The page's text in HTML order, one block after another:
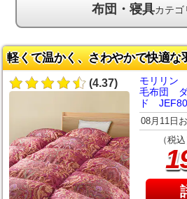
布団・寝具カテゴ
軽くて温かく、さわやかで快適な
(4.37)
モリリン
毛布団
ド
08月11日
（税込